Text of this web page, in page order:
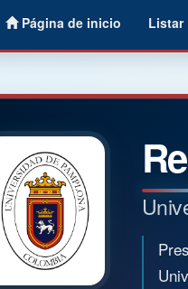
Página de inicio Listar